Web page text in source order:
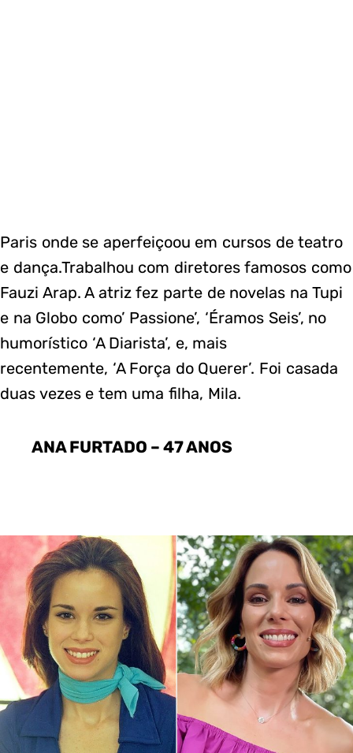
Paris onde se aperfeiçoou em cursos de teatro
e dança.Trabalhou com diretores famosos como
Fauzi Arap. A atriz fez parte de novelas na Tupi
e na Globo como’ Passione’, ‘Éramos Seis’, no
humorístico ‘A Diarista’, e, mais
recentemente, ‘A Força do Querer’. Foi casada
duas vezes e tem uma filha, Mila.
ANA FURTADO – 47 ANOS